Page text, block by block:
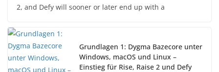
2, and Defy will sooner or later end up with a
Grundlagen 1: Dygma Bazecore unter
Windows, macOS und Linux –
Einstieg für Rise, Raise 2 und Defy